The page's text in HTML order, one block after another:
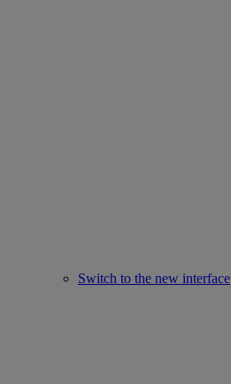
Switch to the new interface